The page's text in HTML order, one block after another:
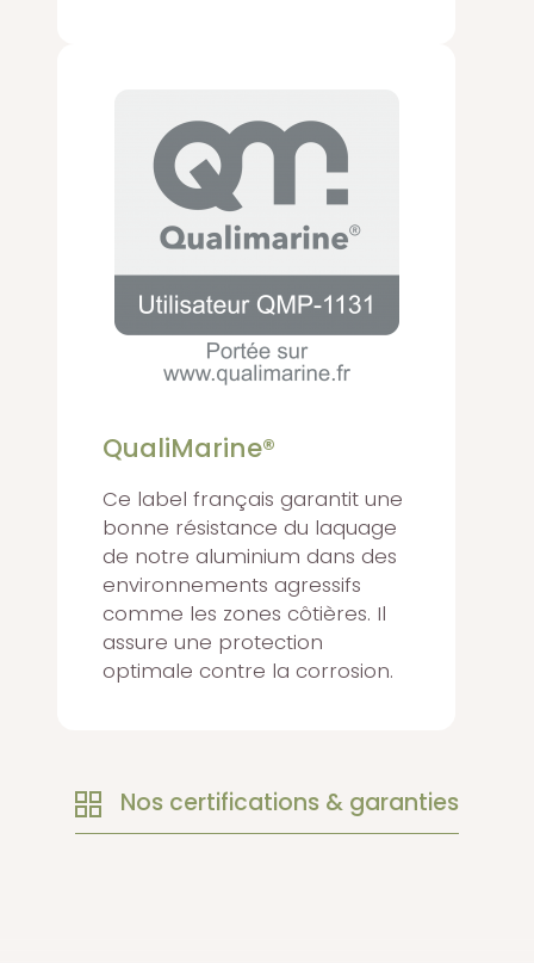
QualiMarine®
Ce label français garantit une
bonne résistance du laquage
de notre aluminium dans des
environnements agressifs
comme les zones côtières. Il
assure une protection
optimale contre la corrosion.
Nos certifications & garanties